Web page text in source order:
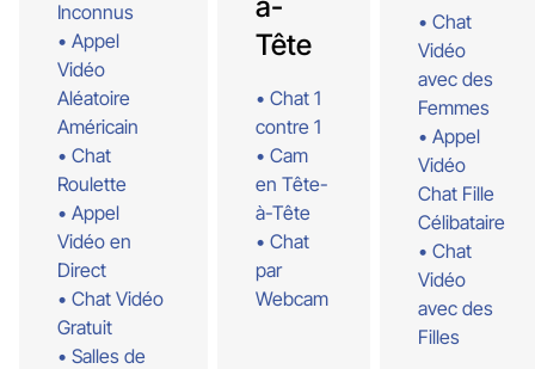
Inconnus
Appel
Vidéo
Aléatoire
Américain
Chat
Roulette
Appel
Vidéo en
Direct
Chat Vidéo
Gratuit
Salles de
Tête
Chat 1
contre 1
Cam
en Tête-
à-Tête
Chat
par
Webcam
Chat
Vidéo
avec des
Femmes
Appel
Vidéo
Chat Fille
Célibataire
Chat
Vidéo
avec des
Filles